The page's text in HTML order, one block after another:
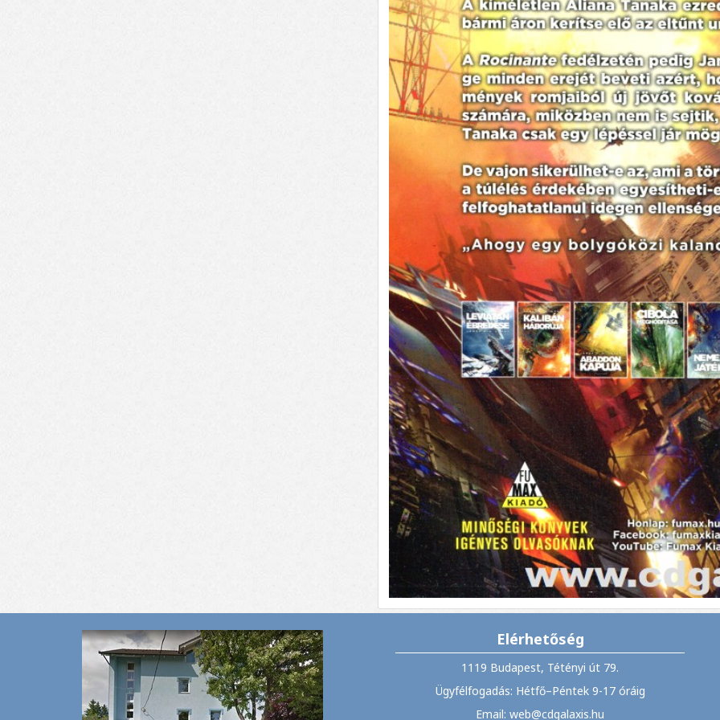
Elérhetőség
1119 Budapest, Tétényi út 79.
Ügyfélfogadás: Hétfő–Péntek 9-17 óráig
Email: web@cdgalaxis.hu